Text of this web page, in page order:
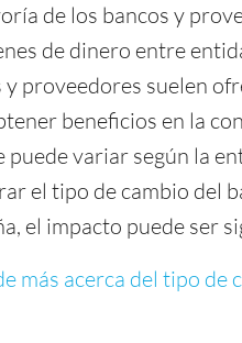
de los bancos y
de dinero entre
y proveedores suelen
beneficios en la
puede variar según la
el tipo de cambio del
el impacto puede ser
más acerca del tipo de